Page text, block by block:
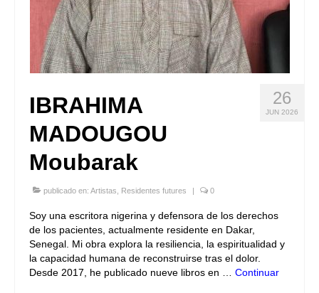
26
JUN 2026
IBRAHIMA
MADOUGOU
Moubarak
publicado en: Artistas Residentes futures | 0
Soy una escritora nigerina y defensora de los derechos
de los pacientes, actualmente residente en Dakar,
Senegal. Mi obra explora la resiliencia, la espiritualidad y
la capacidad humana de reconstruirse tras el dolor.
Desde 2017, he publicado nueve libros en … Continuar